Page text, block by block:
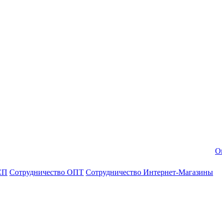
Сотрудничество ОПТ Сотрудничество Интернет-Магазины